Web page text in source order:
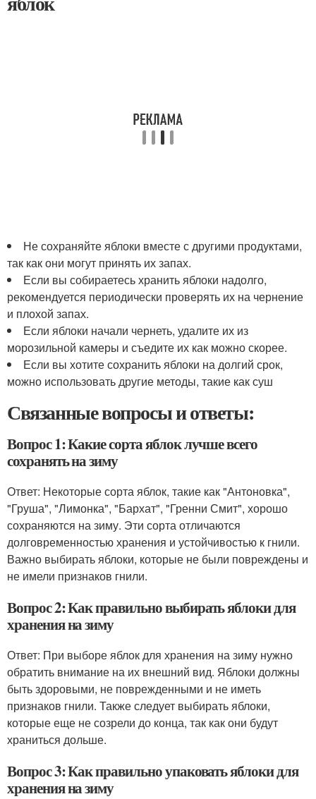
Не сохраняйте яблоки вместе с другими продуктами,
так как они могут принять их запах.
Если вы собираетесь хранить яблоки надолго,
рекомендуется периодически проверять их на чернение
и плохой запах.
Если яблоки начали чернеть, удалите их из
морозильной камеры и съедите их как можно скорее.
Если вы хотите сохранить яблоки на долгий срок,
можно использовать другие методы, такие как суш
Связанные вопросы и ответы:
Вопрос 1: Какие сорта яблок лучше всего
сохранять на зиму
Ответ: Некоторые сорта яблок, такие как "Антоновка",
"Груша", "Лимонка", "Бархат", "Гренни Смит", хорошо
сохраняются на зиму. Эти сорта отличаются
долговременностью хранения и устойчивостью к гнили.
Важно выбирать яблоки, которые не были повреждены и
не имели признаков гнили.
Вопрос 2: Как правильно выбирать яблоки для
хранения на зиму
Ответ: При выборе яблок для хранения на зиму нужно
обратить внимание на их внешний вид. Яблоки должны
быть здоровыми, не поврежденными и не иметь
признаков гнили. Также следует выбирать яблоки,
которые еще не созрели до конца, так как они будут
храниться дольше.
Вопрос 3: Как правильно упаковать яблоки для
хранения на зиму